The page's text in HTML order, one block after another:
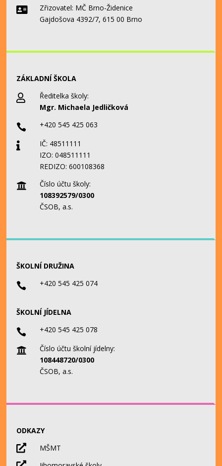

Zřizovatel: MČ Brno-Židenice
Gajdošova 4392/7, 615 00 Brno
ZÁKLADNÍ ŠKOLA

Ředitelka školy:
Mgr. Michaela Jedličková
 +420 545 425 063

IČ: 48511111
IZO: 048511111
REDIZO: 600108368

Číslo účtu školy:
108392579/0300
ČSOB, a.s.
ŠKOLNÍ DRUŽINA
 +420 545 425 074
ŠKOLNÍ JÍDELNA
 +420 545 425 078

Číslo účtu školní jídelny:
108448720/0300
ČSOB, a.s.
ODKAZY
 MŠMT